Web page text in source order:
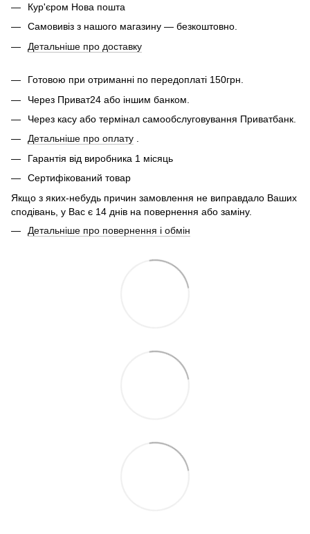
Кур'єром Нова пошта
Самовивіз з нашого магазину — безкоштовно.
Детальніше про доставку
Готовою при отриманні по передоплаті 150грн.
Через Приват24 або іншим банком.
Через касу або термінал самообслуговування Приватбанк.
Детальніше про оплату .
Гарантія від виробника 1 місяць
Сертифікований товар
Якщо з яких-небудь причин замовлення не виправдало Ваших
сподівань, у Вас є 14 днів на повернення або заміну.
Детальніше про повернення і обмін